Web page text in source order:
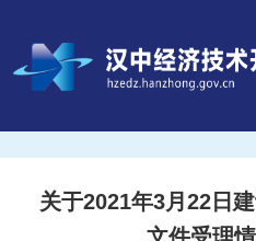
关于2021年3月22日